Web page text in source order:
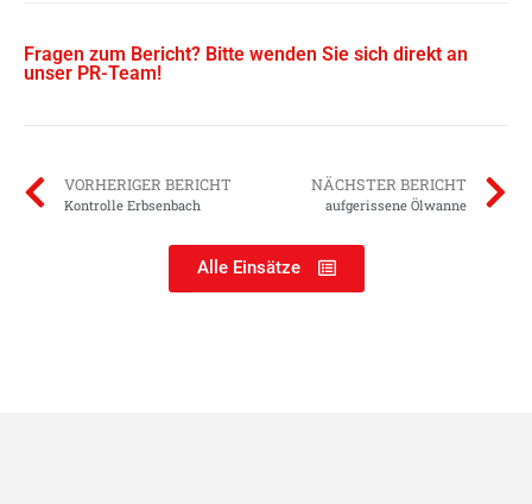
Fragen zum Bericht? Bitte wenden Sie sich direkt an
unser PR-Team!
VORHERIGER BERICHT
Kontrolle Erbsenbach
NÄCHSTER BERICHT
aufgerissene Ölwanne
Alle Einsätze